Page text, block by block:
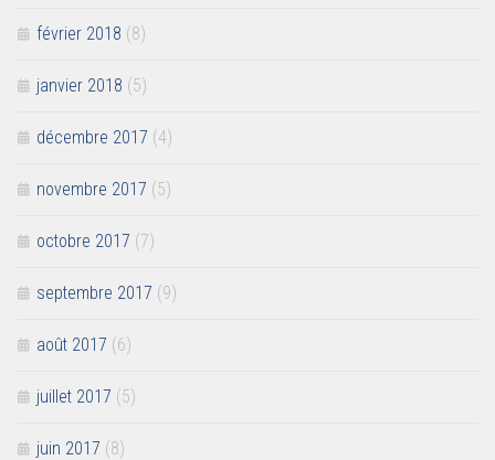
février 2018 (8)
janvier 2018 (5)
décembre 2017 (4)
novembre 2017 (5)
octobre 2017 (7)
septembre 2017 (9)
août 2017 (6)
juillet 2017 (5)
juin 2017 (8)